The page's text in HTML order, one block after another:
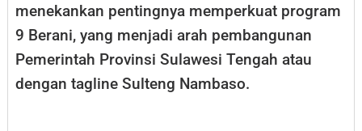
menekankan pentingnya memperkuat program
9 Berani, yang menjadi arah pembangunan
Pemerintah Provinsi Sulawesi Tengah atau
dengan tagline Sulteng Nambaso.